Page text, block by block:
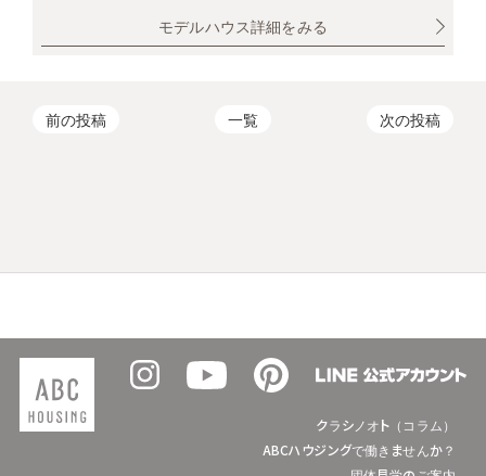
モデルハウス詳細をみる
前の投稿 一覧 次の投稿
クラシノオト（コラム）
ABCハウジングで働きませんか？